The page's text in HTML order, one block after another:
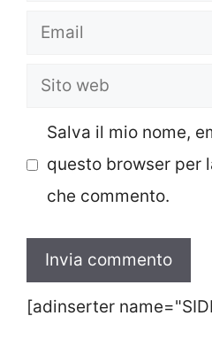
Email
Sito
Salva il mio nome,
questo browser per
che commento.
[adinserter